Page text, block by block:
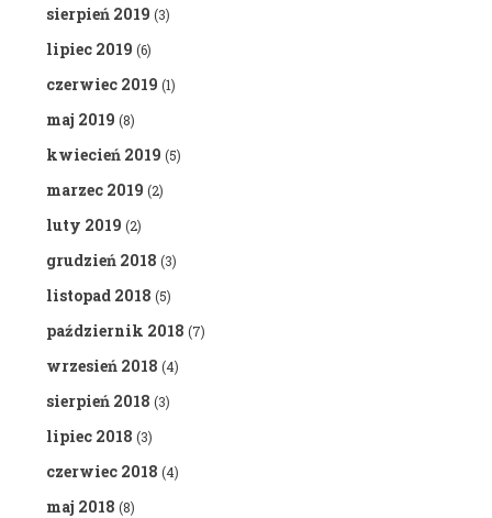
sierpień 2019 (3)
lipiec 2019 (6)
czerwiec 2019 (1)
maj 2019 (8)
kwiecień 2019 (5)
marzec 2019 (2)
luty 2019 (2)
grudzień 2018 (3)
listopad 2018 (5)
październik 2018 (7)
wrzesień 2018 (4)
sierpień 2018 (3)
lipiec 2018 (3)
czerwiec 2018 (4)
maj 2018 (8)